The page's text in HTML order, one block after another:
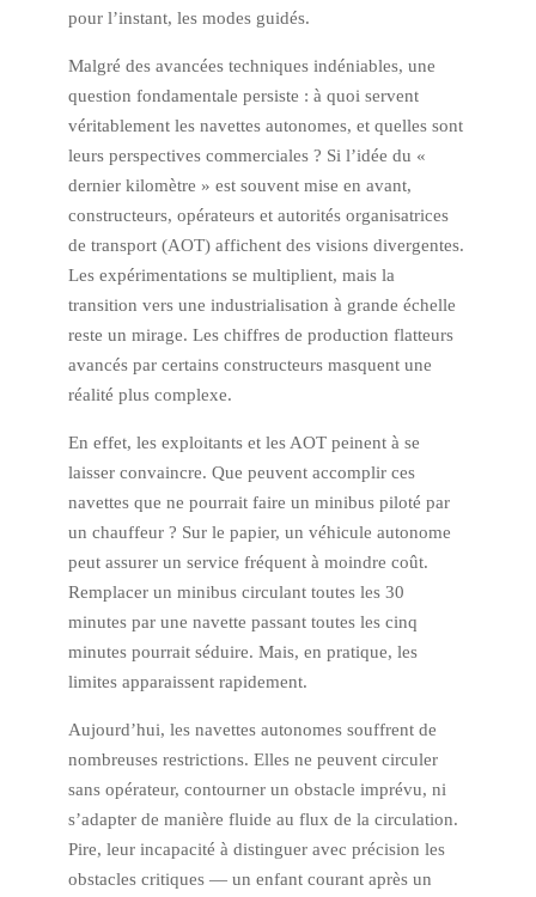
pour l’instant, les modes guidés.
Malgré des avancées techniques indéniables, une
question fondamentale persiste : à quoi servent
véritablement les navettes autonomes, et quelles sont
leurs perspectives commerciales ? Si l’idée du «
dernier kilomètre » est souvent mise en avant,
constructeurs, opérateurs et autorités organisatrices
de transport (AOT) affichent des visions divergentes.
Les expérimentations se multiplient, mais la
transition vers une industrialisation à grande échelle
reste un mirage. Les chiffres de production flatteurs
avancés par certains constructeurs masquent une
réalité plus complexe.
En effet, les exploitants et les AOT peinent à se
laisser convaincre. Que peuvent accomplir ces
navettes que ne pourrait faire un minibus piloté par
un chauffeur ? Sur le papier, un véhicule autonome
peut assurer un service fréquent à moindre coût.
Remplacer un minibus circulant toutes les 30
minutes par une navette passant toutes les cinq
minutes pourrait séduire. Mais, en pratique, les
limites apparaissent rapidement.
Aujourd’hui, les navettes autonomes souffrent de
nombreuses restrictions. Elles ne peuvent circuler
sans opérateur, contourner un obstacle imprévu, ni
s’adapter de manière fluide au flux de la circulation.
Pire, leur incapacité à distinguer avec précision les
obstacles critiques — un enfant courant après un